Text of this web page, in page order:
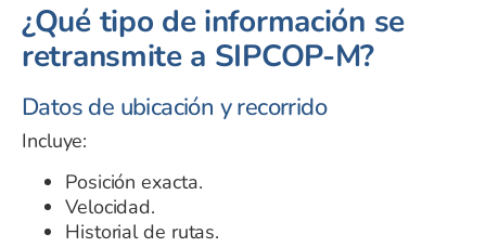
¿Qué tipo de información se
retransmite a SIPCOP-M?
Datos de ubicación y recorrido
Incluye:
Posición exacta.
Velocidad.
Historial de rutas.